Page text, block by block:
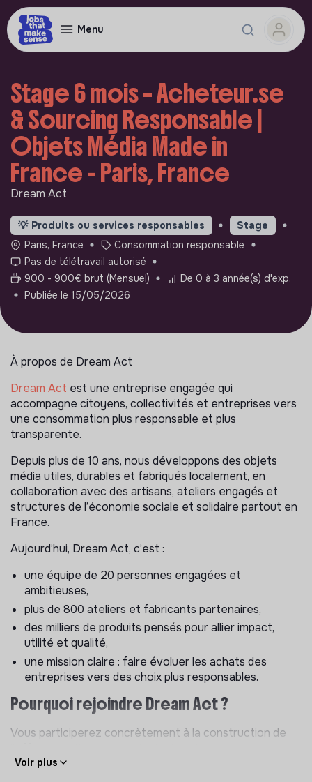
Menu
Stage 6 mois – Acheteur.se
& Sourcing Responsable |
Objets Média Made in
France - Paris, France
Dream Act
💡 Produits ou services responsables
Stage
Paris, France
Consommation responsable
Pas de télétravail autorisé
900 - 900€ brut (Mensuel)
De 0 à 3 année(s) d'exp.
Publiée le 15/05/2026
À propos de Dream Act
Dream Act est une entreprise engagée qui
accompagne citoyens, collectivités et entreprises vers
une consommation plus responsable et plus
transparente.
Depuis plus de 10 ans, nous développons des objets
média utiles, durables et fabriqués localement, en
collaboration avec des artisans, ateliers engagés et
structures de l’économie sociale et solidaire partout en
France.
Aujourd’hui, Dream Act, c’est :
une équipe de 20 personnes engagées et
ambitieuses,
plus de 800 ateliers et fabricants partenaires,
des milliers de produits pensés pour allier impact,
utilité et qualité,
une mission claire : faire évoluer les achats des
entreprises vers des choix plus responsables.
Pourquoi rejoindre Dream Act ?
Vous participerez concrètement à la construction de
Voir plus